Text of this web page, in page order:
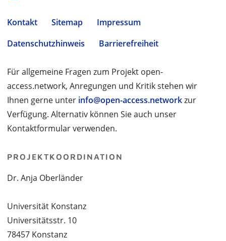
Kontakt Sitemap
Impressum
Datenschutzhinweis
Barrierefreiheit
Für allgemeine Fragen zum Projekt open-
access.network, Anregungen und Kritik stehen wir
Ihnen gerne unter info@open-access.networkzur
Verfügung. Alternativ können Sie auch unser
Kontaktformular verwenden.
PROJEKTKOORDINATION
Dr. Anja Oberländer
Universität Konstanz
Universitätsstr. 10
78457 Konstanz